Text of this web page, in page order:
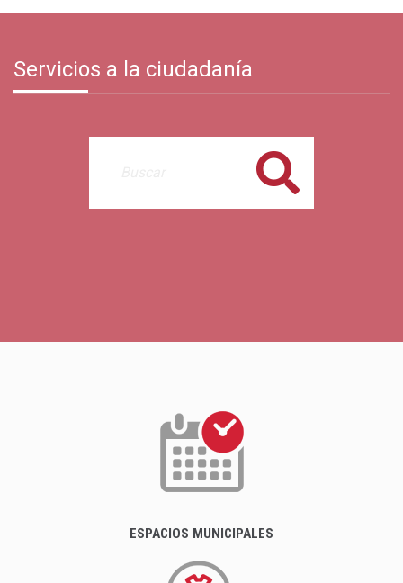
Servicios a la ciudadanía
Buscar
ESPACIOS MUNICIPALES